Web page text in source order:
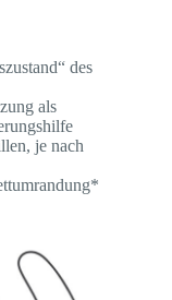
des
als
je nach